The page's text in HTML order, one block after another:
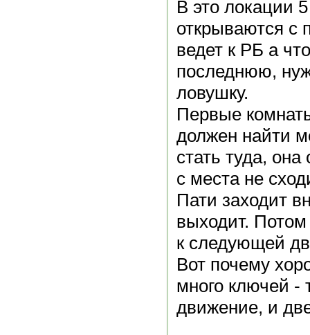
В это локации
открываются с
ведет к РБ a
последнюю,
ловушку.
Первые
должен найти
стать туда, она
с места не
Пати заходит
выходит. Потом
к следующей
Вот почему
много ключей -
движение, и